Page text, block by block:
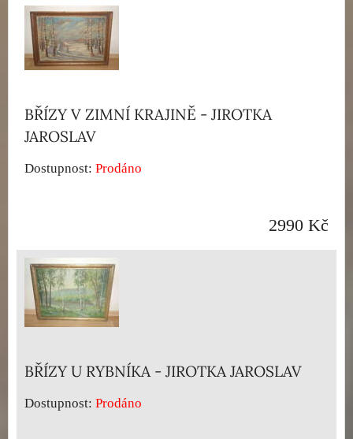
BŘÍZY V ZIMNÍ KRAJINĚ - JIROTKA
JAROSLAV
Dostupnost: Prodáno
2990 Kč
BŘÍZY U RYBNÍKA - JIROTKA JAROSLAV
Dostupnost: Prodáno